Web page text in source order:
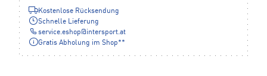
Kostenlose Rücksendung
Schnelle Lieferung
service.eshop@intersport.at
Gratis Abholung im Shop**